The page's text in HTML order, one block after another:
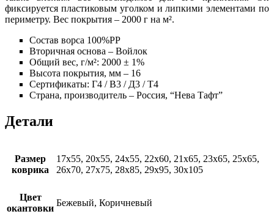
фиксируется пластиковым уголком и липкими элементами по
периметру. Вес покрытия – 2000 г на м².
Состав ворса 100%РР
Вторичная основа – Войлок
Общий вес, г/м²: 2000 ± 1%
Высота покрытия, мм – 16
Сертификаты: Г4 / В3 / Д3 / Т4
Страна, производитель – Россия, “Нева Тафт”
Детали
Размер
коврика
17х55, 20х55, 24х55, 22х60, 21х65, 23х65, 25х65,
26х70, 27х75, 28х85, 29х95, 30х105
Цвет
окантовки
Бежевый, Коричневый